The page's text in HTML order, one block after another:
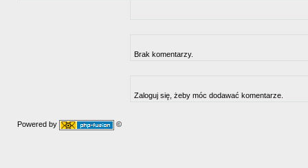
Brak komentarzy.
Zaloguj się, żeby móc dodawać komentarze.
Powered by ©